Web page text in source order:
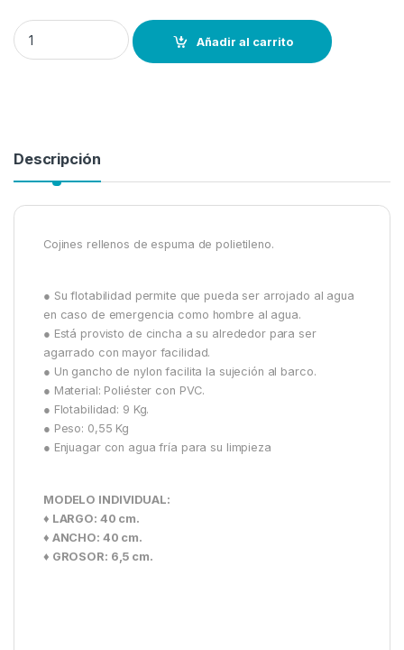
Cojín de cubierta con flotabilidad. PolSiter azul quantity
Añadir al carrito
Descripción
Cojines rellenos de espuma de polietileno.
● Su flotabilidad permite que pueda ser arrojado al agua
en caso de emergencia como hombre al agua.
● Está provisto de cincha a su alrededor para ser
agarrado con mayor facilidad.
● Un gancho de nylon facilita la sujeción al barco.
● Material: Poliéster con PVC.
● Flotabilidad: 9 Kg.
● Peso: 0,55 Kg
● Enjuagar con agua fría para su limpieza
MODELO INDIVIDUAL:
♦ LARGO: 40 cm.
♦ ANCHO: 40 cm.
♦ GROSOR: 6,5 cm.